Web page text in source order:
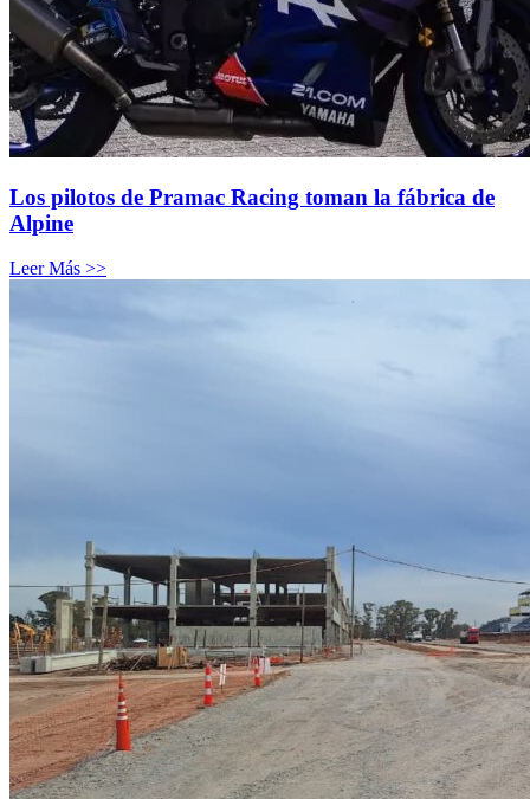
Los pilotos de Pramac Racing toman la fábrica de
Alpine
Leer Más >>